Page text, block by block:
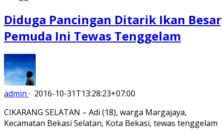
Diduga Pancingan Ditarik Ikan
Pemuda Ini Tewas Tenggelam
admin · 2016-10-31T13:28:23+07:00
CIKARANG SELATAN – Adi (18), warga Margajaya,
Kecamatan Bekasi Selatan, Kota Bekasi, tewas tenggelam